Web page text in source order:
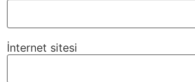
İnternet sitesi